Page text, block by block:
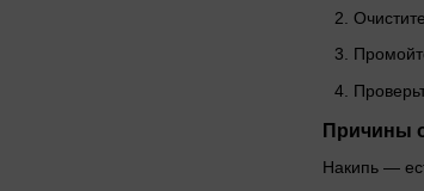
Причины
Накипь —